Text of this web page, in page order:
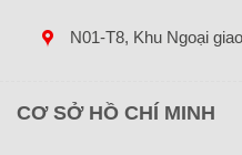
hóc.
Mất mát trong quá trình
N01-T8, Khu Ngoại
CƠ SỞ HỒ CHÍ MINH